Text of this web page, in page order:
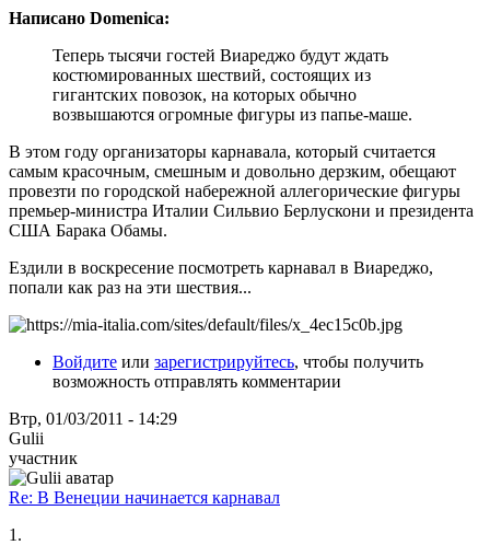
Написано Domenica:
Теперь тысячи гостей Виареджо будут ждать
костюмированных шествий, состоящих из
гигантских повозок, на которых обычно
возвышаются огромные фигуры из папье-маше.
В этом году организаторы карнавала, который считается
самым красочным, смешным и довольно дерзким, обещают
провезти по городской набережной аллегорические фигуры
премьер-министра Италии Сильвио Берлускони и президента
США Барака Обамы.
Ездили в воскресение посмотреть карнавал в Виареджо,
попали как раз на эти шествия...
Войдите или зарегистрируйтесь, чтобы получить
возможность отправлять комментарии
Втр, 01/03/2011 - 14:29
Gulii
участник
Re: В Венеции начинается карнавал
1.